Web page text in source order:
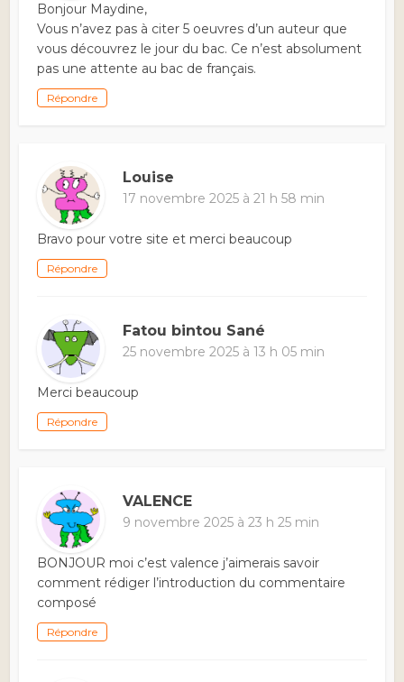
Bonjour Maydine,
Vous n’avez pas à citer 5 oeuvres d’un auteur que
vous découvrez le jour du bac. Ce n’est absolument
pas une attente au bac de français.
Répondre
Louise
17 novembre 2025 à 21 h 58 min
Bravo pour votre site et merci beaucoup
Répondre
Fatou bintou Sané
25 novembre 2025 à 13 h 05 min
Merci beaucoup
Répondre
VALENCE
9 novembre 2025 à 23 h 25 min
BONJOUR moi c’est valence j’aimerais savoir
comment rédiger l’introduction du commentaire
composé
Répondre